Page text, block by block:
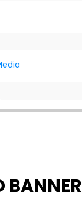
BANNER